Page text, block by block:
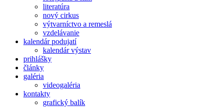
literatúra
nový cirkus
výtvarníctvo a remeslá
vzdelávanie
kalendár podujatí
kalendár výstav
prihlášky
články
galéria
videogaléria
kontakty
grafický balík